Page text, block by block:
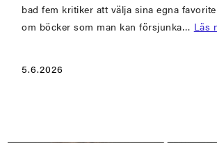
bad fem kritiker att välja sina egna
om böcker som man kan försjunka… Läs
5.6.2026